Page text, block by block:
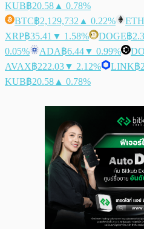
KUB฿20.58 ▲ 0.78%
BTC฿2,129,732 ▲ 0.22% ETH
XRP฿35.41 ▼ 1.58% DOGE฿
0.05%
ADA฿6.44▼ 0.99%
AVAX฿222.03▼ 2.12% LINK฿
KUB฿20.58 ▲ 0.78%